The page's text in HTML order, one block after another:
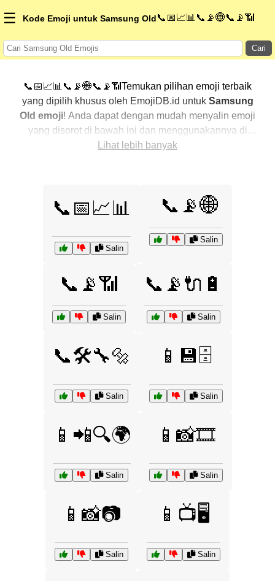
☰ Kode Emoji untuk Samsung Old📞📅📈📊📞📡🌐📞📡📶
Cari
📞📅📈📊📞📡🌐📞📡📶Temukan pilihan emoji terbaik
yang dipilih khusus oleh EmojiDB.id untuk Samsung
Old emoji! Anda dapat dengan mudah menyalin emoji
yang disorot di bawah ini dan menggunakannya di
percakapan Anda untuk menambahkan sentuhan
lainnya untuk menemukan cara baru dalam
Lihat lebih banyak
📞📅📈📊
Salin
📞📡🌐
Salin
📞📡📶
Salin
📞📡🔌🔋
Salin
📞🛠️🔧🔩
Salin
📱💾🗄️
Salin
📱📲🔍🌍
Salin
📱📸🎞️
Salin
📱📸📷
Salin
📱📺🖥️
Salin